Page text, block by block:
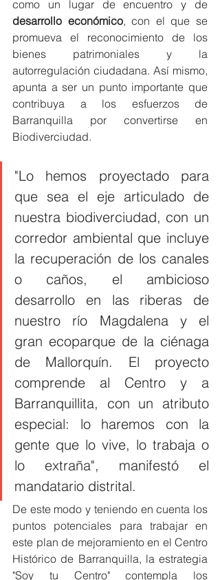
desarrollo económico, con el que se
promueva el reconocimiento de los
bienes patrimoniales y la
autorregulación ciudadana. Así mismo,
apunta a ser un punto importante que
contribuya a los esfuerzos de
Barranquilla por convertirse en
Biodiverciudad.
"Lo hemos proyectado para
que sea el eje articulado de
nuestra biodiverciudad, con un
corredor ambiental que incluye
la recuperación de los canales
o caños, el ambicioso
desarrollo en las riberas de
nuestro río Magdalena y el
gran ecoparque de la ciénaga
de Mallorquín. El proyecto
comprende al Centro y a
Barranquillita, con un atributo
especial: lo haremos con la
gente que lo vive, lo trabaja o
lo extraña", manifestó el
mandatario distrital.
De este modo y teniendo en cuenta los
puntos potenciales para trabajar en
este plan de mejoramiento en el Centro
Histórico de Barranquilla, la estrategia
"Soy tu Centro" contempla los